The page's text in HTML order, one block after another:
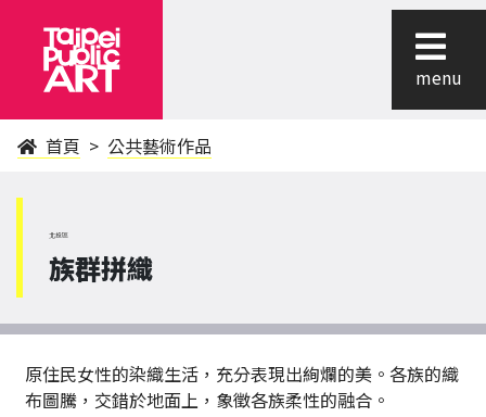
menu
首頁 公共藝術作品
北投區
族群拼織
原住民女性的染織生活，充分表現出絢爛的美。各族的織
布圖騰，交錯於地面上，象徵各族柔性的融合。